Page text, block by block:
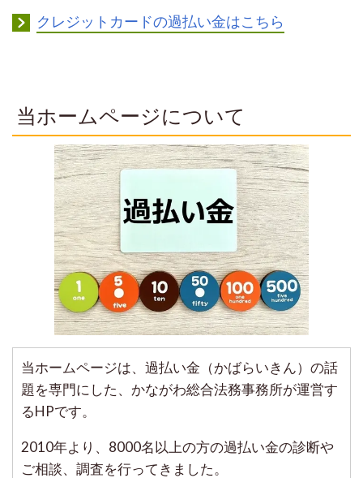
クレジットカードの過払い金はこちら
当ホームページについて
当ホームページは、過払い金（かばらいきん）の話
題を専門にした、かながわ総合法務事務所が運営す
るHPです。
2010年より、8000名以上の方の過払い金の診断や
ご相談、調査を行ってきました。